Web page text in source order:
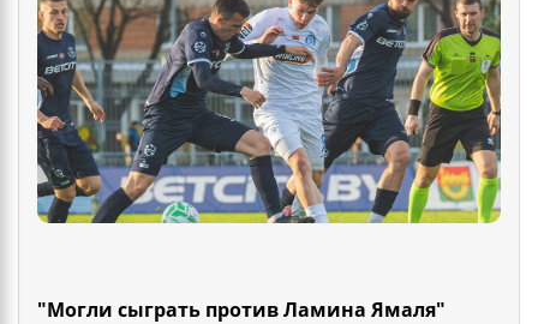
"Могли сыграть против Ламина Ямаля"